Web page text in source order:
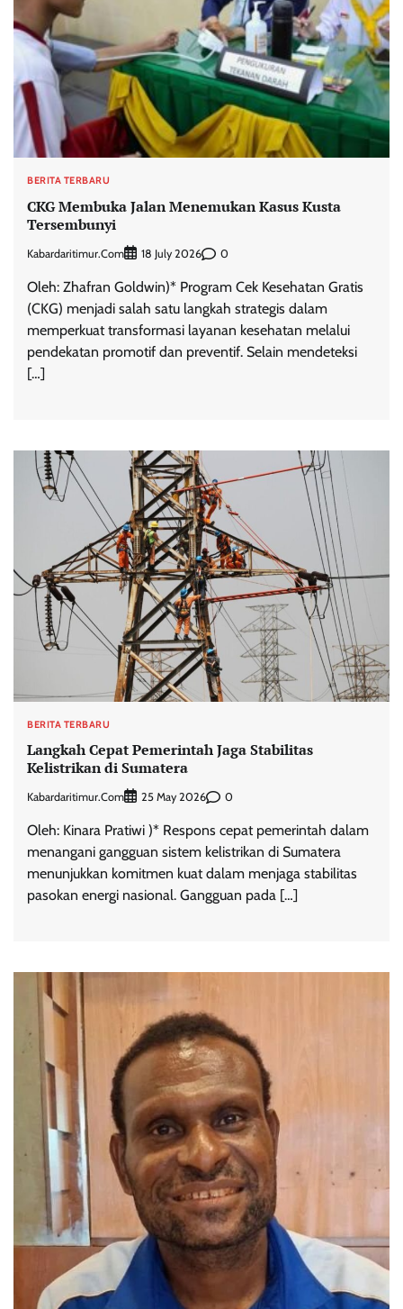
BERITA TERBARU
CKG Membuka Jalan Menemukan Kasus Kusta
Tersembunyi
Kabardaritimur.com 18 July 2026 0
Oleh: Zhafran Goldwin)* Program Cek Kesehatan Gratis
(CKG) menjadi salah satu langkah strategis dalam
memperkuat transformasi layanan kesehatan melalui
pendekatan promotif dan preventif. Selain mendeteksi
[…]
BERITA TERBARU
Langkah Cepat Pemerintah Jaga Stabilitas
Kelistrikan di Sumatera
Kabardaritimur.com 25 May 2026 0
Oleh: Kinara Pratiwi )* Respons cepat pemerintah dalam
menangani gangguan sistem kelistrikan di Sumatera
menunjukkan komitmen kuat dalam menjaga stabilitas
pasokan energi nasional. Gangguan pada […]